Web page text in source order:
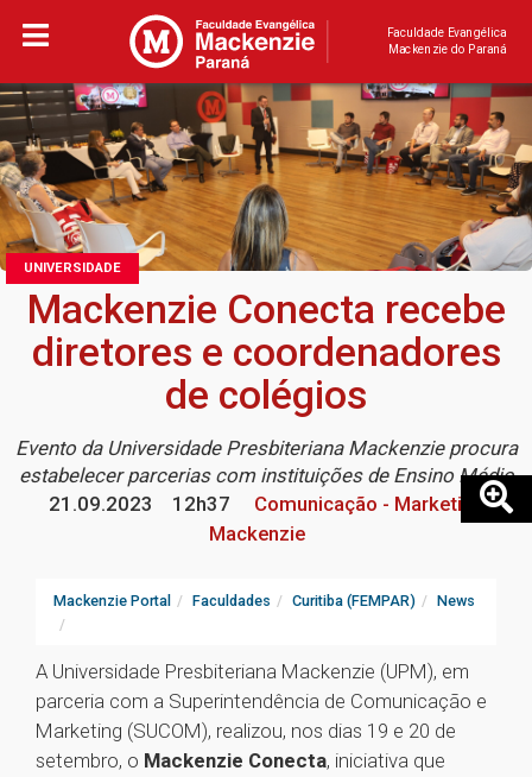
Faculdade Evangélica
Mackenzie do Paraná
UNIVERSIDADE
Mackenzie Conecta recebe
diretores e coordenadores
de colégios
Evento da Universidade Presbiteriana Mackenzie procura
estabelecer parcerias com instituições de Ensino Médio
21.09.2023
12h37
Comunicação - Marketing
Mackenzie
Mackenzie Portal Faculdades Curitiba (FEMPAR) News
A Universidade Presbiteriana Mackenzie (UPM), em
parceria com a Superintendência de Comunicação e
Marketing (SUCOM), realizou, nos dias 19 e 20 de
setembro, o Mackenzie Conecta, iniciativa que